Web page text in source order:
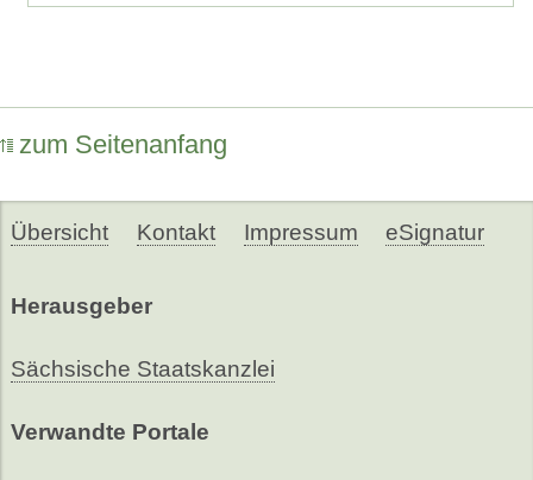
zum Seitenanfang
Übersicht Kontakt Impressum eSignatur
Herausgeber
Sächsische Staatskanzlei
Verwandte Portale